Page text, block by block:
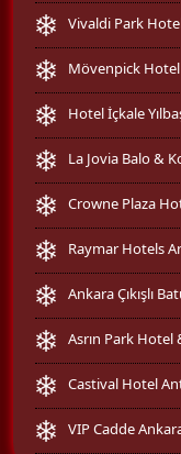
Vivaldi Park
Mövenpick Hotel
Hotel İçkale
La Jovia Balo &
Crowne Plaza
Raymar Hotels
Ankara Çıkışlı
Asrın Park Hotel
Castival Hotel
VIP Cadde